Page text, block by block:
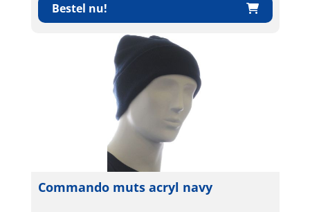
Bestel nu!
Commando muts acryl navy